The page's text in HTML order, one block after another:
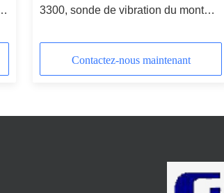
3300, sonde de vibration du mont
Contactez-nous maintenant